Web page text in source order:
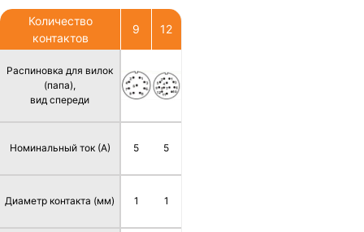
Количество
контактов
Распиновка для вилок
(папа),
вид спереди
Номинальный ток (А)
Диаметр контакта (мм)
9
5
1
12
5
1